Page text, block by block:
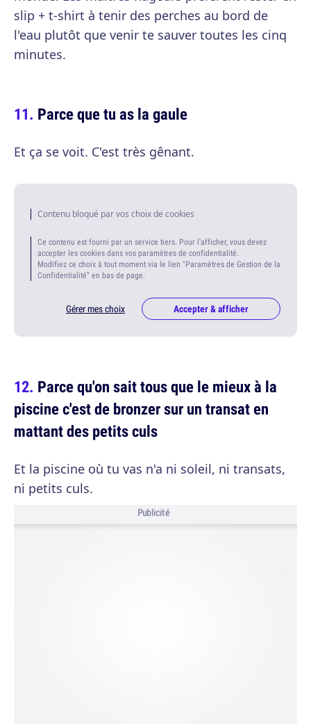
slip + t-shirt à tenir des perches au bord de
l'eau plutôt que venir te sauver toutes les cinq
minutes.
Parce que tu as la gaule
Et ça se voit. C'est très gênant.
Contenu bloqué par vos choix de cookies
Ce contenu est fourni par un service tiers. Pour l'afficher, vous devez
accepter les cookies dans vos paramètres de confidentialité.
Modifiez ce choix à tout moment via le lien "Paramètres de Gestion de la
Confidentialité" en bas de page.
Gérer mes choix Accepter & afficher
Parce qu'on sait tous que le mieux à la
piscine c'est de bronzer sur un transat en
mattant des petits culs
Et la piscine où tu vas n'a ni soleil, ni transats,
ni petits culs.
Publicité